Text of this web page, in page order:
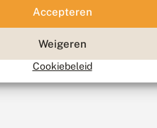
Accepteren
Weigeren
Cookiebeleid